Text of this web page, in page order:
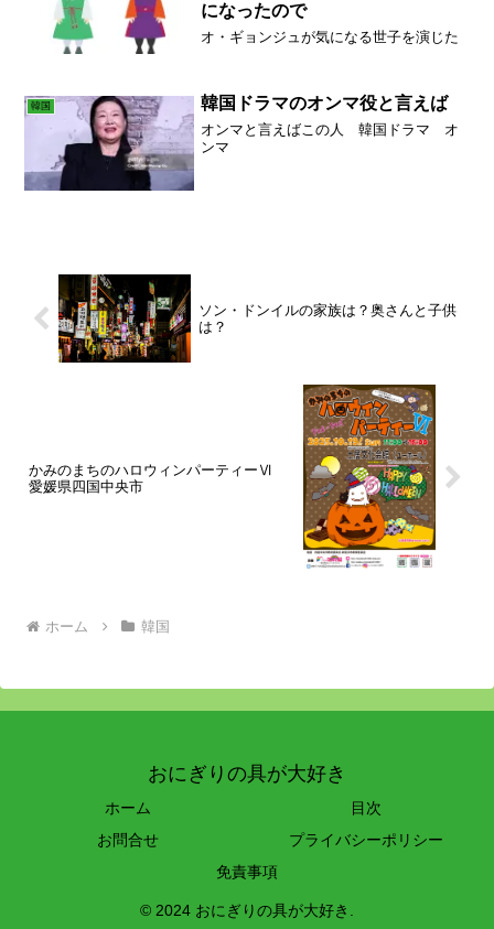
になったので
オ・ギョンジュが気になる世子を演じた
韓国 韓国ドラマのオンマ役と言えば
オンマと言えばこの人 韓国ドラマ オ
ンマ
ソン・ドンイルの家族は？奥さんと子供
は？
かみのまちのハロウィンパーティーⅥ
愛媛県四国中央市
ホーム 韓国
おにぎりの具が大好き
ホーム
目次
お問合せ
プライバシーポリシー
免責事項
© 2024 おにぎりの具が大好き.